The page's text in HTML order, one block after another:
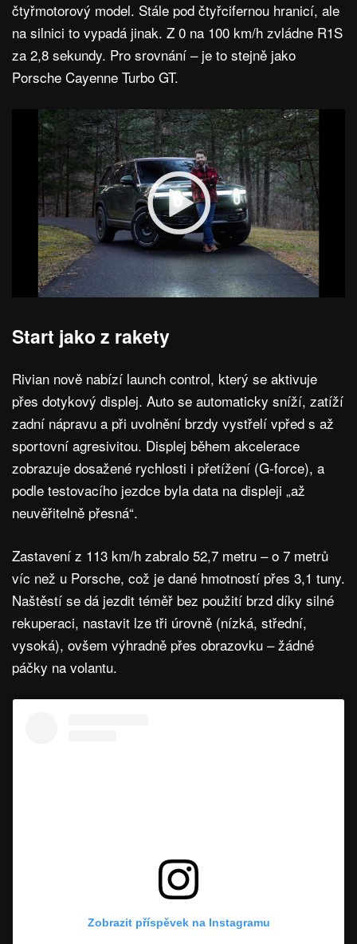
čtyřmotorový model. Stále pod čtyřcifernou hranicí, ale
na silnici to vypadá jinak. Z 0 na 100 km/h zvládne R1S
za 2,8 sekundy. Pro srovnání – je to stejně jako
Porsche Cayenne Turbo GT.
Start jako z rakety
Rivian nově nabízí launch control, který se aktivuje
přes dotykový displej. Auto se automaticky sníží, zatíží
zadní nápravu a při uvolnění brzdy vystřelí vpřed s až
sportovní agresivitou. Displej během akcelerace
zobrazuje dosažené rychlosti i přetížení (G-force), a
podle testovacího jezdce byla data na displeji „až
neuvěřitelně přesná“.
Zastavení z 113 km/h zabralo 52,7 metru – o 7 metrů
víc než u Porsche, což je dané hmotností přes 3,1 tuny.
Naštěstí se dá jezdit téměř bez použití brzd díky silné
rekuperaci, nastavit lze tři úrovně (nízká, střední,
vysoká), ovšem výhradně přes obrazovku – žádné
páčky na volantu.
Zobrazit příspěvek na Instagramu